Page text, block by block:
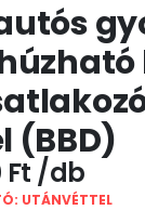
(BBD)
Ft
UTÁNVÉTTEL